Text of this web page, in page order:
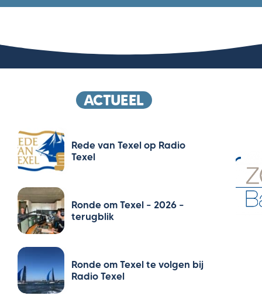
ACTUEEL
Rede van Texel op Radio
Texel
Ronde om Texel – 2026 –
terugblik
Ronde om Texel te volgen bij
Radio Texel